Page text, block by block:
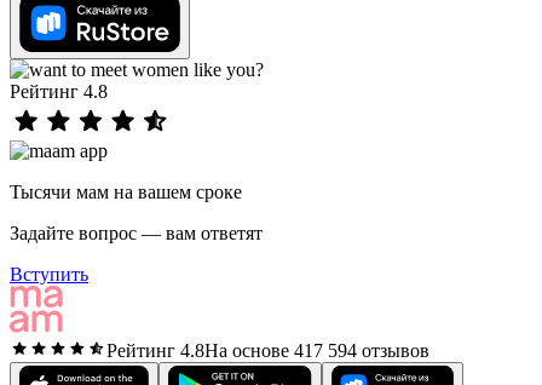
Рейтинг 4.8
Тысячи мам на вашем сроке
Задайте вопрос — вам ответят
Вступить
Рейтинг 4.8На основе 417 594 отзывов